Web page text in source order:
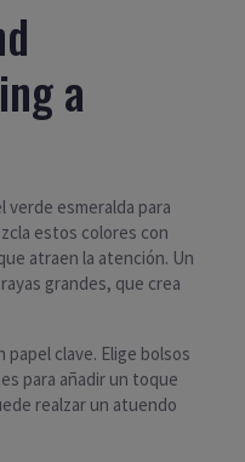
a
verde esmeralda para
estos colores con
atraen la atención. Un
grandes, que crea
clave. Elige bolsos
para añadir un toque
realzar un atuendo